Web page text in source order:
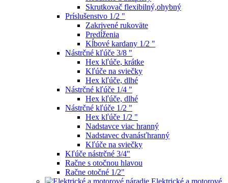
Skrutkovač flexibilný,ohybný
Príslušenstvo 1/2 "
Zakrivené rukoväte
Predĺženia
Kĺbové kardany 1/2 "
Nástrčné kľúče 3/8 "
Hex kľúče, krátke
Kľúče na sviečky
Hex kľúče, dlhé
Nástrčné kľúče 1/4 "
Hex kľúče, dlhé
Nástrčné kľúče 1/2 "
Hex kľúče 1/2 "
Nadstavce viac hranný
Nadstavec dvanásťhranný
Kľúče na sviečky
Kľúče nástrčné 3/4"
Račne s otočnou hlavou
Račne otočné 1/2"
Elektrické a motorové